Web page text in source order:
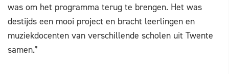
was om het programma terug te brengen. Het was
destijds een mooi project en bracht leerlingen en
muziekdocenten van verschillende scholen uit Twente
samen.”